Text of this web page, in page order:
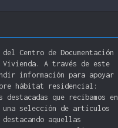
Centro de Documentación
A través de este
información para apoyar
hábitat residencial:
destacadas que recibamos en
una selección de artículos
aquellas